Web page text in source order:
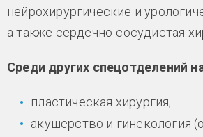
нейрохирургические и
а также сердечно-сосудистая
Среди других спецотделений
пластическая хирургия;
акушерство и гинекология